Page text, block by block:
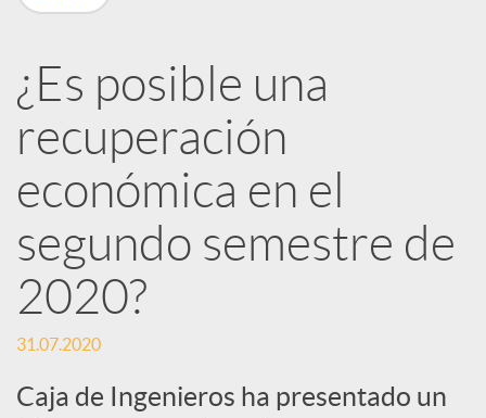
e
d
e
s
S
¿Es posible una
recuperación
económica en el
segundo semestre de
2020?
31.07.2020
Caja de Ingenieros ha presentado un